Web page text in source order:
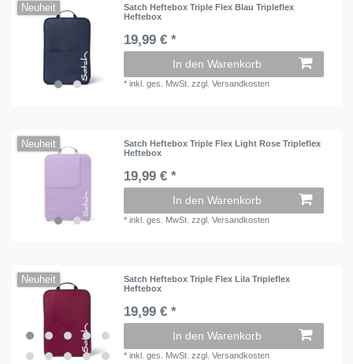
Neuheit
Satch Heftebox Triple Flex Blau Tripleflex
Heftebox
19,99 € *
In den Warenkorb
*inkl. ges. MwSt. zzgl.Versandkosten
Neuheit
Satch Heftebox Triple Flex Light Rose Tripleflex
Heftebox
19,99 € *
In den Warenkorb
*inkl. ges. MwSt. zzgl.Versandkosten
Neuheit
Satch Heftebox Triple Flex Lila Tripleflex
Heftebox
19,99 € *
In den Warenkorb
*inkl. ges. MwSt. zzgl.Versandkosten